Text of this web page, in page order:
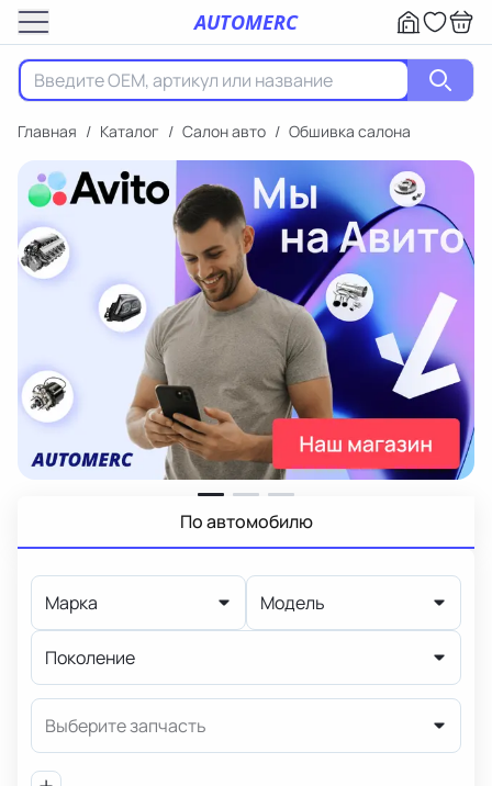
AUTOMERC
Главная / Каталог / Салон авто / Обшивка салона
По автомобилю
Марка Модель
Поколение
Выберите запчасть